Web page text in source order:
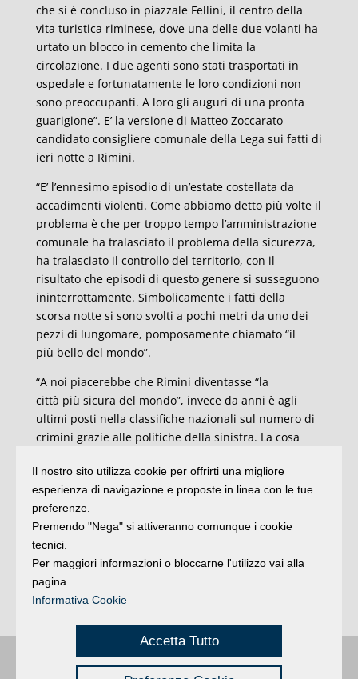
che si è concluso in piazzale Fellini, il centro della
vita turistica riminese, dove una delle due volanti ha
urtato un blocco in cemento che limita la
circolazione. I due agenti sono stati trasportati in
ospedale e fortunatamente le loro condizioni non
sono preoccupanti. A loro gli auguri di una pronta
guarigione”. E’ la versione di Matteo Zoccarato
candidato consigliere comunale della Lega sui fatti di
ieri notte a Rimini.
“E’ l’ennesimo episodio di un’estate costellata da
accadimenti violenti. Come abbiamo detto più volte il
problema è che per troppo tempo l’amministrazione
comunale ha tralasciato il problema della sicurezza,
ha tralasciato il controllo del territorio, con il
risultato che episodi di questo genere si susseguono
ininterrottamente. Simbolicamente i fatti della
scorsa notte si sono svolti a pochi metri da uno dei
pezzi di lungomare, pomposamente chiamato “il
più bello del mondo”.
“A noi piacerebbe che Rimini diventasse “la
città più sicura del mondo”, invece da anni è agli
ultimi posti nella classifiche nazionali sul numero di
crimini grazie alle politiche della sinistra. La cosa
sicurezza Jamil Sadegholvaad, di fronte a questo
fallimento politico, sia stato scelto come candidato a
sindaco dal Pd e dalla coalizione di
centrosinistra.Siamo sicuri di garantire ai cittadini
che ci sceglieranno e che ci permetteranno di
vincere alla prossime elezioni del 3 e 4 ottobre che il
problema della sicurezza sar
azione politica”.
Buongiorno:Riminié una testata registrata presso il Tribunale di Rimini
Il nostro sito utilizza cookie per offrirti una migliore
esperienza di navigazione e proposte in linea con le tue
preferenze.
Premendo "Nega" si attiveranno comunque i cookie
tecnici.
Per maggiori informazioni o bloccarne l'utilizzo vai alla
pagina.
Informativa Cookie
Accetta Tutto